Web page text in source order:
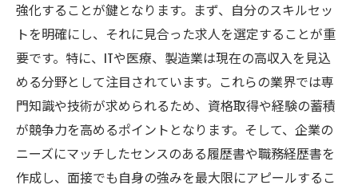
強化することが鍵となります。まず、自分のスキルセッ
トを明確にし、それに見合った求人を選定することが重
要です。特に、ITや医療、製造業は現在の高収入を見込
める分野として注目されています。これらの業界では専
門知識や技術が求められるため、資格取得や経験の蓄積
が競争力を高めるポイントとなります。そして、企業の
ニーズにマッチしたセンスのある履歴書や職務経歴書を
作成し、面接でも自身の強みを最大限にアピールするこ